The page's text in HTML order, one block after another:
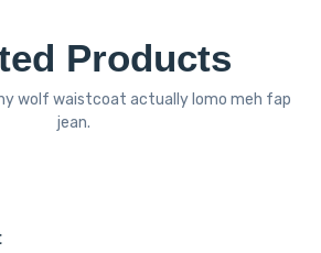
Products
wolf waistcoat actually lomo meh fap
jean.